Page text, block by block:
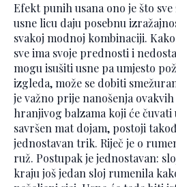
Efekt punih usana ono je što
usne licu daju posebnu
svakoj modnoj kombinaciji.
sve ima svoje prednosti i
mogu isušiti usne pa umjesto
izgleda, može se dobiti
je važno prije nanošenja
hranjivog balzama koji će čuvati
savršen mat dojam, postoji
jednostavan trik. Riječ je o
ruž. Postupak je jednostavan:
kraju još jedan sloj rumenila